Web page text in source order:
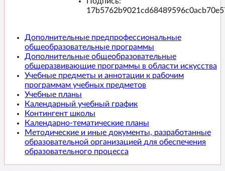
Дополнительные предпрофессиональные
общеобразовательные программы
Дополнительные общеобразовательные
общеразвивающие программы в области искусства
Учебные предметы и аннотации к рабочим
программам учебных предметов
Учебные планы
Календарный учебный график
Контингент школы
Календарно-тематические планы
Методические и иные документы, разработанные
образовательной организацией для обеспечения
образовательного процесса